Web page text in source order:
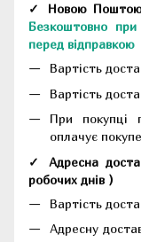
✓ Новою Поштою
Безкоштовно при
перед відправкою
Вартість
Вартість
При покупці
оплачує
✓ Адресна
робочих днів )
Вартість
Адресну